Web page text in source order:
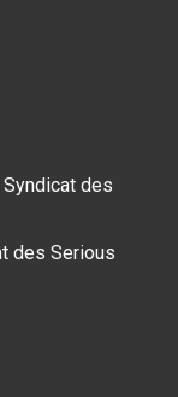
des
des Serious